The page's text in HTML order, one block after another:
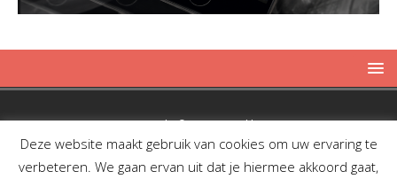
Copyright © 2019 Spreekbuis
Deze website maakt gebruik van cookies om uw ervaring te
verbeteren. We gaan ervan uit dat je hiermee akkoord gaat,